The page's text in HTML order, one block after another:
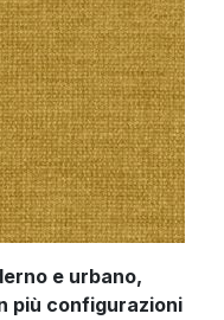
e urbano,
più configurazioni